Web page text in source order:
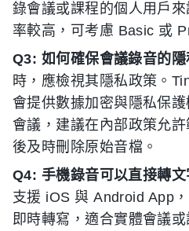
錄會議或課程的個人用戶
率較高，可考慮 Basic 或
Q3: 如何確保會議錄音的隱
時，應檢視其隱私政策。
會提供數據加密與隱私保
會議，建議在內部政策允
後及時刪除原始音檔。
Q4: 手機錄音可以直接轉文
支援 iOS 與 Android App
即時轉寫，適合實體會議